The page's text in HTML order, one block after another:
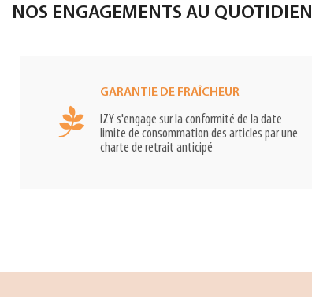
NOS ENGAGEMENTS AU QUOTIDIEN
GARANTIE DE FRAÎCHEUR
IZY s'engage sur la conformité de la date
limite de consommation des articles par une
charte de retrait anticipé